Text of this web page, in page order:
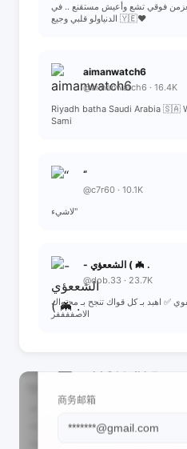
فوقي تشع وأعيش مستقنع .. في
الدنياولو قلبي وجيع 🇾🇪❤
aimanwatch6
@aimanwatch6 · 16.4K
Riyadh batha Saudi Arabia 🇸🇦
Sami
“
@c7r60 · 10.1K
لاشيء"
- الشععؤي ( 🦇 .
@dob.33 · 23.7K
✅ اهبد بـ كل قواك تنجح بـ محتواك 😮‍💨🩵🩵 : رابط البرنامج
الاصففففر
商务邮箱